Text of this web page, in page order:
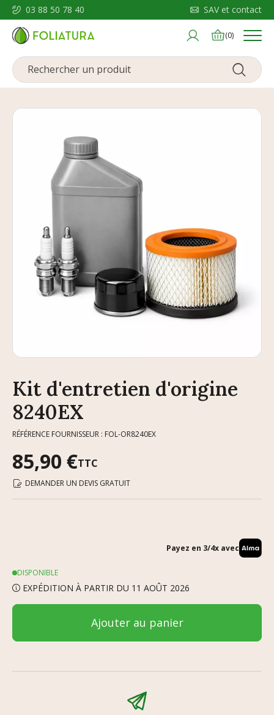
03 88 50 78 40 SAV et contact
(0) Menu
Kit d'entretien d'origine
8240EX
RÉFÉRENCE FOURNISSEUR : FOL-OR8240EX
85,90 €TTC
DEMANDER UN DEVIS GRATUIT
Payez en 3/4x avec
DISPONIBLE
EXPÉDITION À PARTIR DU 11 AOÛT 2026
Ajouter au panier